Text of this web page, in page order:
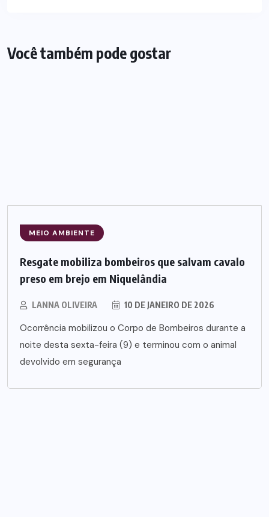
Você também pode gostar
MEIO AMBIENTE
Resgate mobiliza bombeiros que salvam cavalo
preso em brejo em Niquelândia
LANNA OLIVEIRA 10 DE JANEIRO DE 2026
Ocorrência mobilizou o Corpo de Bombeiros durante a
noite desta sexta-feira (9) e terminou com o animal
devolvido em segurança